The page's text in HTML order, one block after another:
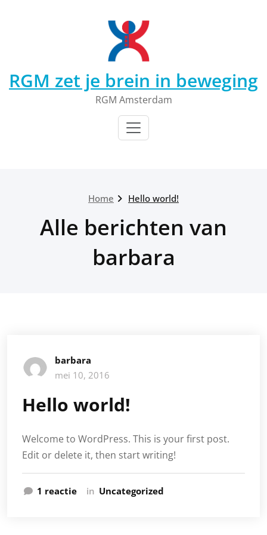
RGM zet je brein in beweging
RGM Amsterdam
Home Hello world!
Alle berichten van
barbara
barbara
mei 10, 2016
Hello world!
Welcome to WordPress. This is your first post.
Edit or delete it, then start writing!
1 reactieopin Uncategorized